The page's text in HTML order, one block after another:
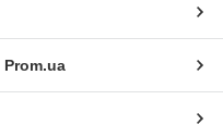
Prom.ua